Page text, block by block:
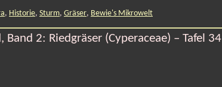
, Historie, Sturm, Gräser, Bewie's Mikrowelt
2: Riedgräser (Cyperaceae) – Tafel 34